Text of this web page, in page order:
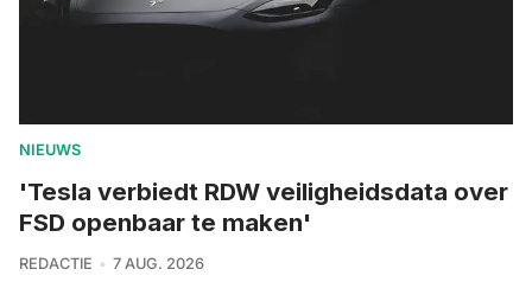
NIEUWS
'Tesla verbiedt RDW veiligheidsdata over
FSD openbaar te maken'
REDACTIE 7 AUG. 2026